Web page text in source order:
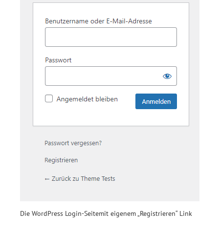
Die WordPress Login-Seitemit eigenem „Registrieren“ Link